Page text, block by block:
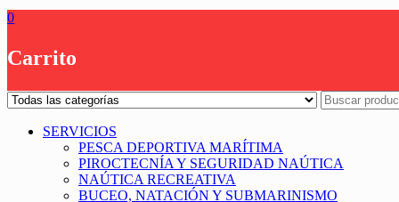
0
Carrito
SERVICIOS
PESCA DEPORTIVA MARÍTIMA
PIROCTECNÍA Y SEGURIDAD NAÚTICA
NAÚTICA RECREATIVA
BUCEO, NATACIÓN Y SUBMARINISMO